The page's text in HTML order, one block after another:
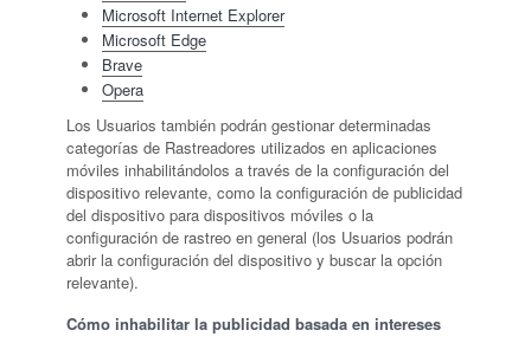
Microsoft Internet Explorer
Microsoft Edge
Brave
Opera
Los Usuarios también podrán gestionar determinadas
categorías de Rastreadores utilizados en aplicaciones
móviles inhabilitándolos a través de la configuración del
dispositivo relevante, como la configuración de publicidad
del dispositivo para dispositivos móviles o la
configuración de rastreo en general (los Usuarios podrán
abrir la configuración del dispositivo y buscar la opción
relevante).
Cómo inhabilitar la publicidad basada en intereses